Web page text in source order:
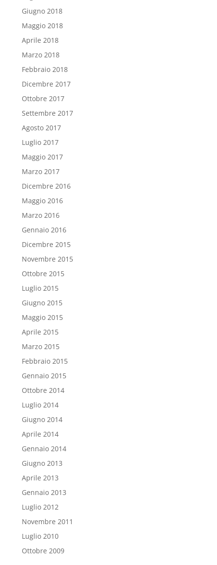
Giugno 2018
Maggio 2018
Aprile 2018
Marzo 2018
Febbraio 2018
Dicembre 2017
Ottobre 2017
Settembre 2017
Agosto 2017
Luglio 2017
Maggio 2017
Marzo 2017
Dicembre 2016
Maggio 2016
Marzo 2016
Gennaio 2016
Dicembre 2015
Novembre 2015
Ottobre 2015
Luglio 2015
Giugno 2015
Maggio 2015
Aprile 2015
Marzo 2015
Febbraio 2015
Gennaio 2015
Ottobre 2014
Luglio 2014
Giugno 2014
Aprile 2014
Gennaio 2014
Giugno 2013
Aprile 2013
Gennaio 2013
Luglio 2012
Novembre 2011
Luglio 2010
Ottobre 2009